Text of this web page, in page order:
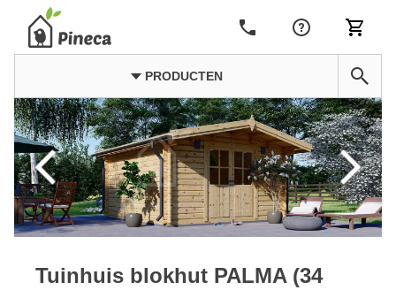
PRODUCTEN
Tuinhuis blokhut PALMA (34